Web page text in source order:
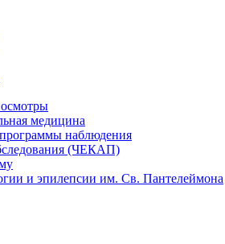
медицина
наблюдения
(ЧЕКАП)
и эпилепсии им. Св. Пантелеймона